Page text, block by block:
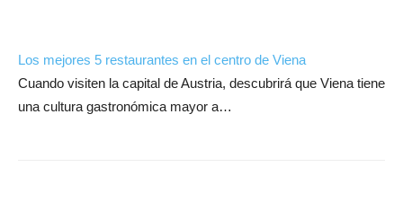
Los mejores 5 restaurantes en el centro de Viena
Cuando visiten la capital de Austria, descubrirá que Viena tiene
una cultura gastronómica mayor a…